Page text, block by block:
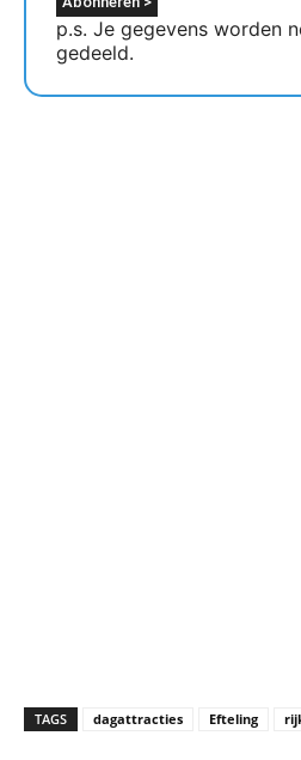
p.s. Je gegevens worden
gedeeld.
TAGS dagattracties Efteling